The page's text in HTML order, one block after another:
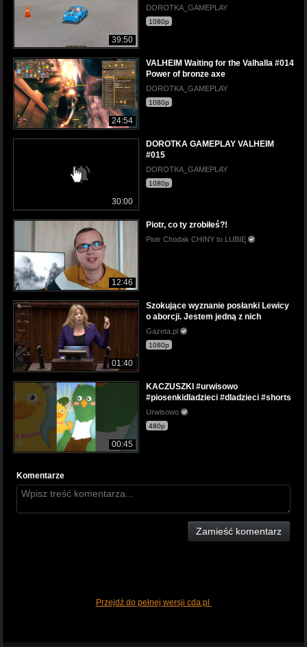
39:50
DOROTKA_GAMEPLAY
1080p
24:54
VALHEIM Waiting for the Valhalla #014
Power of bronze axe
DOROTKA_GAMEPLAY
1080p
30:00
DOROTKA GAMEPLAY VALHEIM
#015
DOROTKA_GAMEPLAY
1080p
12:46
Piotr, co ty zrobiłeś?!
Piotr Chodak CHINY to LUBIĘ
01:40
Szokujące wyznanie posłanki Lewicy
o aborcji. Jestem jedną z nich
Gazeta.pl
1080p
00:45
KACZUSZKI #urwisowo
#piosenkidladzieci #dladzieci #shorts
Urwisowo
480p
Komentarze
Zamieść komentarz
Przejdź do pełnej wersji cda.pl